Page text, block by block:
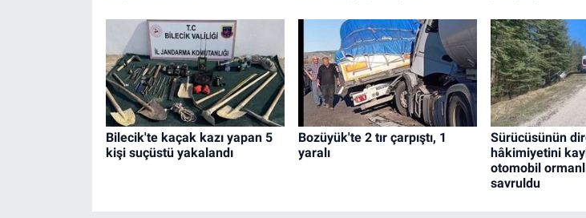
Bilecik'te kaçak kazı yapan 5
kişi suçüstü yakalandı
Bozüyük'te 2 tır çarpıştı, 1
yaralı
Sürücüsünün
hâkimiyetini
otomobil
savruldu